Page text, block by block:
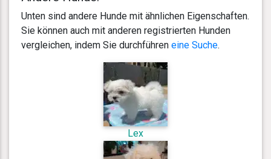
Unten sind andere Hunde mit ähnlichen Eigenschaften.
Sie können auch mit anderen registrierten Hunden
vergleichen, indem Sie durchführen eine Suche.
Lex